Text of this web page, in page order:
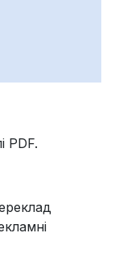
PDF.